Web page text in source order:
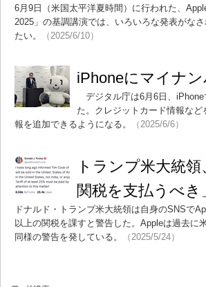
6月9日（米国太平洋夏時間）に行われた、
2025」の基調講演では、いろいろな発表がな
たい。
（2025/6/10）
iPhoneにマイナ
デジタル庁は6月6日、
た。クレジットカード情報な
報を追加できるようになる。
（2025/6/6）
トランプ米大統
関税を支払うべき
ドナルド・トランプ米大統領は自身のSNSで
以上の関税を課すと警告した。Appleは過去に
同様の警告を発している。
（2025/5/24）